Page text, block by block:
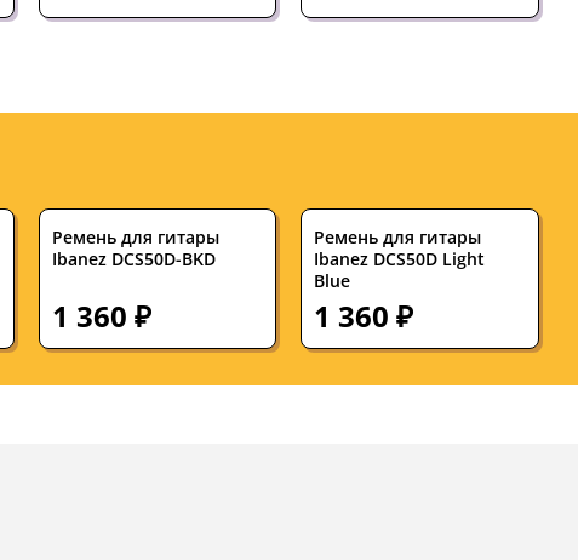
Ремень для гитары
Ibanez DCS50D-BKD
1 360 ₽
Ремень для гитары
Ibanez DCS50D Light
Blue
1 360 ₽